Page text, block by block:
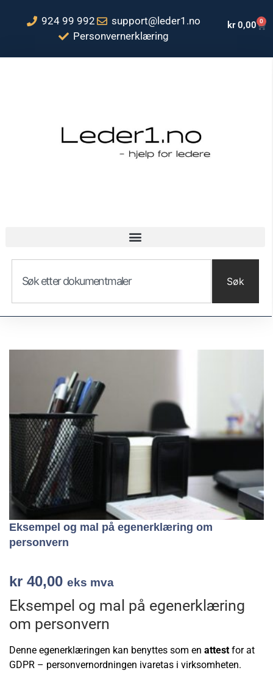
924 99 992
support@leder1.no
Personvernerklæring
kr0,00 0
Søk
Eksempel og mal på egenerklæring om
personvern
kr 40,00 eks mva
Eksempel og mal på egenerklæring
om personvern
Denne egenerklæringen kan benyttes som en attest for at
GDPR – personvernordningen ivaretas i virksomheten.